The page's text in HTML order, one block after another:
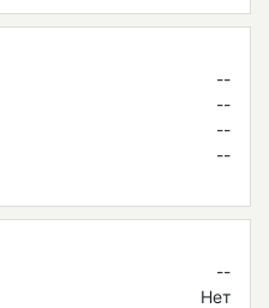
--
--
--
--
--
Нет